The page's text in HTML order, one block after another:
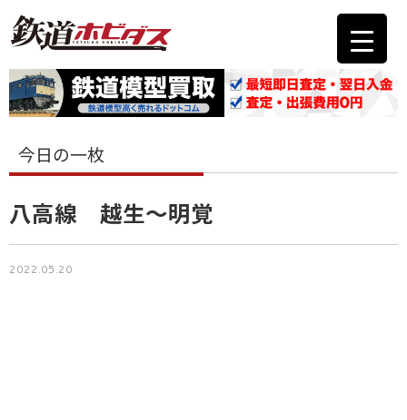
今日の一枚
八高線 越生～明覚
2022.05.20